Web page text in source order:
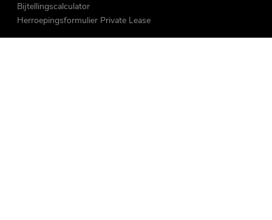
Bijtellingscalculator
Herroepingsformulier Private Lease